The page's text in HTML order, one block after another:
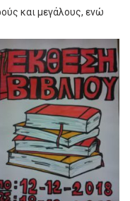
και μεγάλους, ενώ